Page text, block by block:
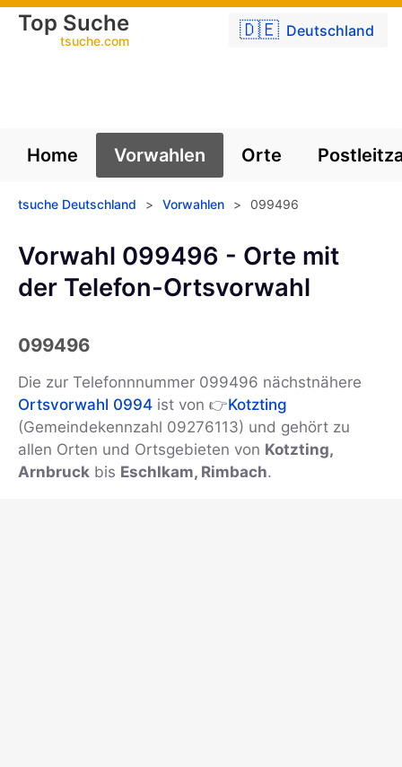
🇩🇪 Deutschland
Top Suche
tsuche.com
Home Vorwahlen Orte
tsuche Deutschland > Vorwahlen > 099496
Vorwahl 099496 - Orte mit
der Telefon-Ortsvorwahl
099496
Die zur Telefonnnummer 099496 nächstnähere
Ortsvorwahl 0994 ist von 👉Kotzting
(Gemeindekennzahl 09276113) und gehört zu
allen Orten und Ortsgebieten von Kotzting,
Arnbruck bis Eschlkam, Rimbach.